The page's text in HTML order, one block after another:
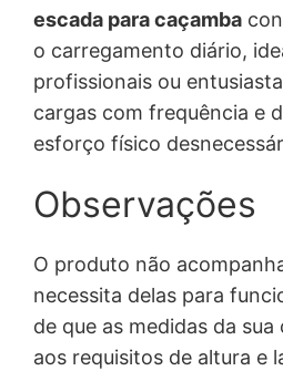
escada para caçamba
o carregamento diário,
profissionais ou
cargas com frequência e
esforço físico
Observações
O produto não
necessita delas para
de que as medidas da
aos requisitos de altura e